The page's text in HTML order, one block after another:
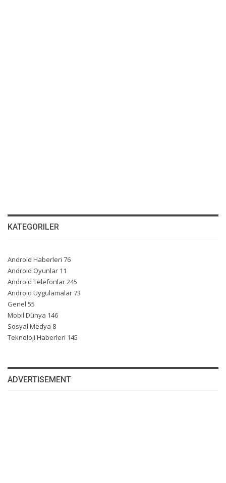
KATEGORILER
Android Haberleri 76
Android Oyunlar 11
Android Telefonlar245
Android Uygulamalar73
Genel 55
Mobil Dünya 146
Sosyal Medya 8
Teknoloji Haberleri 145
ADVERTISEMENT